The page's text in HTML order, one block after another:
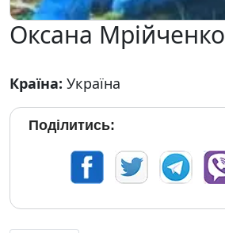
Оксана Мрійченко
Країна: Україна
Поділитись: